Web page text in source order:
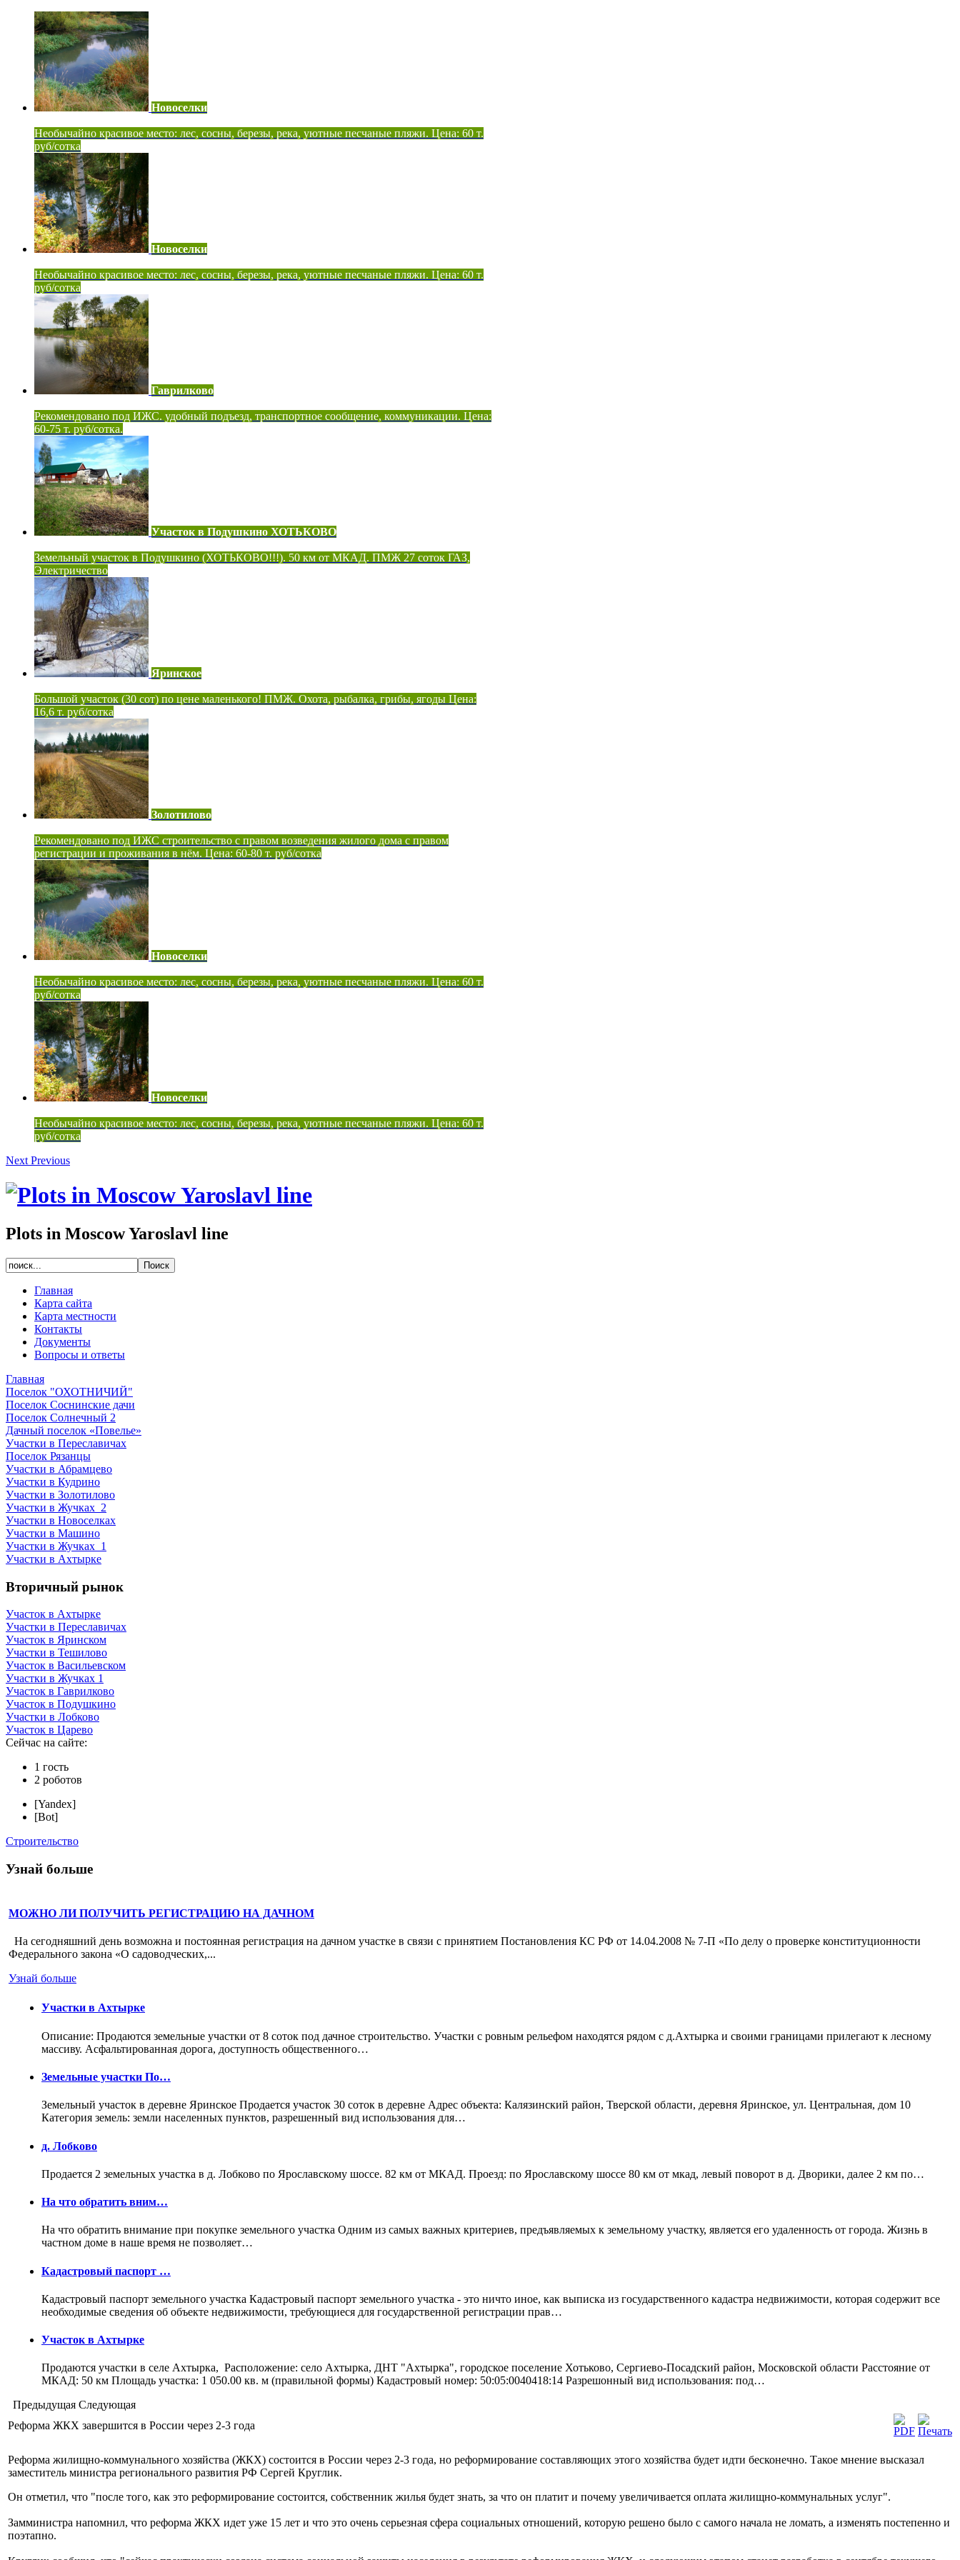
Новоселки
Необычайно красивое место: лес, сосны, березы, река, уютные песчаные пляжи. Цена: 60 т.
руб/сотка
Новоселки
Необычайно красивое место: лес, сосны, березы, река, уютные песчаные пляжи. Цена: 60 т.
руб/сотка
Гаврилково
Рекомендовано под ИЖС. удобный подъезд, транспортное сообщение, коммуникации. Цена:
60-75 т. руб/сотка.
Участок в Подушкино ХОТЬКОВО
Земельный участок в Подушкино (ХОТЬКОВО!!!). 50 км от МКАД. ПМЖ 27 соток ГАЗ,
Электричество
Яринское
Большой участок (30 сот) по цене маленького! ПМЖ. Охота, рыбалка, грибы, ягоды Цена:
16,6 т. руб/сотка
Золотилово
Рекомендовано под ИЖС строительство с правом возведения жилого дома с правом
регистрации и проживания в нём. Цена: 60-80 т. руб/сотка
Новоселки
Необычайно красивое место: лес, сосны, березы, река, уютные песчаные пляжи. Цена: 60 т.
руб/сотка
Новоселки
Необычайно красивое место: лес, сосны, березы, река, уютные песчаные пляжи. Цена: 60 т.
руб/сотка
Next Previous
Plots in Moscow Yaroslavl line
Главная
Карта сайта
Карта местности
Контакты
Документы
Вопросы и ответы
Главная
Поселок "ОХОТНИЧИЙ"
Поселок Соснинские дачи
Поселок Солнечный 2
Дачный поселок «Повелье»
Участки в Переславичах
Поселок Рязанцы
Участки в Абрамцево
Участки в Кудрино
Участки в Золотилово
Участки в Жучках_2
Участки в Новоселках
Участки в Машино
Участки в Жучках_1
Участки в Ахтырке
Вторичный рынок
Участок в Ахтырке
Участки в Переславичах
Участок в Яринском
Участки в Тешилово
Участок в Васильевском
Участки в Жучках 1
Участок в Гаврилково
Участок в Подушкино
Участки в Лобково
Участок в Царево
Сейчас на сайте:
1 гость
2 роботов
[Yandex]
[Bot]
Строительство
Узнай больше
МОЖНО ЛИ ПОЛУЧИТЬ РЕГИСТРАЦИЮ НА ДАЧНОМ
На сегодняшний день возможна и постоянная регистрация на дачном участке в связи с принятием Постановления КС РФ от 14.04.2008 № 7-П «По делу о проверке конституционности
Федерального закона «О садоводческих,...
Узнай больше
Участки в Ахтырке
Описание: Продаются земельные участки от 8 соток под дачное строительство. Участки с ровным рельефом находятся рядом с д.Ахтырка и своими границами прилегают к лесному
массиву. Асфальтированная дорога, доступность общественного…
Земельные участки По…
Земельный участок в деревне Яринское Продается участок 30 соток в деревне Адрес объекта: Калязинский район, Тверской области, деревня Яринское, ул. Центральная, дом 10
Категория земель: земли населенных пунктов, разрешенный вид использования для…
д. Лобково
Продается 2 земельных участка в д. Лобково по Ярославскому шоссе. 82 км от МКАД. Проезд: по Ярославскому шоссе 80 км от мкад, левый поворот в д. Дворики, далее 2 км по…
На что обратить вним…
На что обратить внимание при покупке земельного участка Одним из самых важных критериев, предъявляемых к земельному участку, является его удаленность от города. Жизнь в
частном доме в наше время не позволяет…
Кадастровый паспорт …
Кадастровый паспорт земельного участка Кадастровый паспорт земельного участка - это ничто иное, как выписка из государственного кадастра недвижимости, которая содержит все
необходимые сведения об объекте недвижимости, требующиеся для государственной регистрации прав…
Участок в Ахтырке
Продаются участки в селе Ахтырка, Расположение: село Ахтырка, ДНТ "Ахтырка", городское поселение Хотьково, Сергиево-Посадский район, Московской области Расстояние от
МКАД: 50 км Площадь участка: 1 050.00 кв. м (правильной формы) Кадастровый номер: 50:05:0040418:14 Разрешонный вид использования: под…
Предыдущая Следующая
Реформа ЖКХ завершится в России через 2-3 года
Реформа жилищно-коммунального хозяйства (ЖКХ) состоится в России через 2-3 года, но реформирование составляющих этого хозяйства будет идти бесконечно. Такое мнение высказал
заместитель министра регионального развития РФ Сергей Круглик.
Он отметил, что "после того, как это реформирование состоится, собственник жилья будет знать, за что он платит и почему увеличивается оплата жилищно-коммунальных услуг".
Замминистра напомнил, что реформа ЖКХ идет уже 15 лет и что это очень серьезная сфера социальных отношений, которую решено было с самого начала не ломать, а изменять постепенно и
поэтапно.